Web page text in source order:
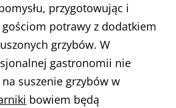
przygotowując i
potrawy z dodatkiem
grzybów. W
gastronomii nie
suszenie grzybów w
bowiem będą